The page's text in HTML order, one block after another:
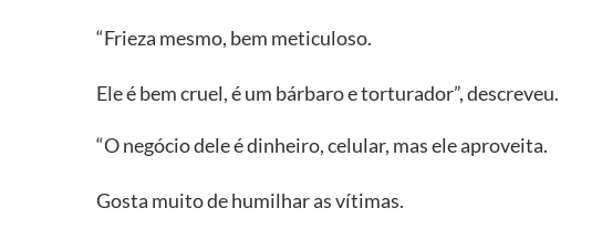
“Frieza mesmo, bem meticuloso.
Ele é bem cruel, é um bárbaro e torturador”, descreveu.
“O negócio dele é dinheiro, celular, mas ele aproveita.
Gosta muito de humilhar as vítimas.